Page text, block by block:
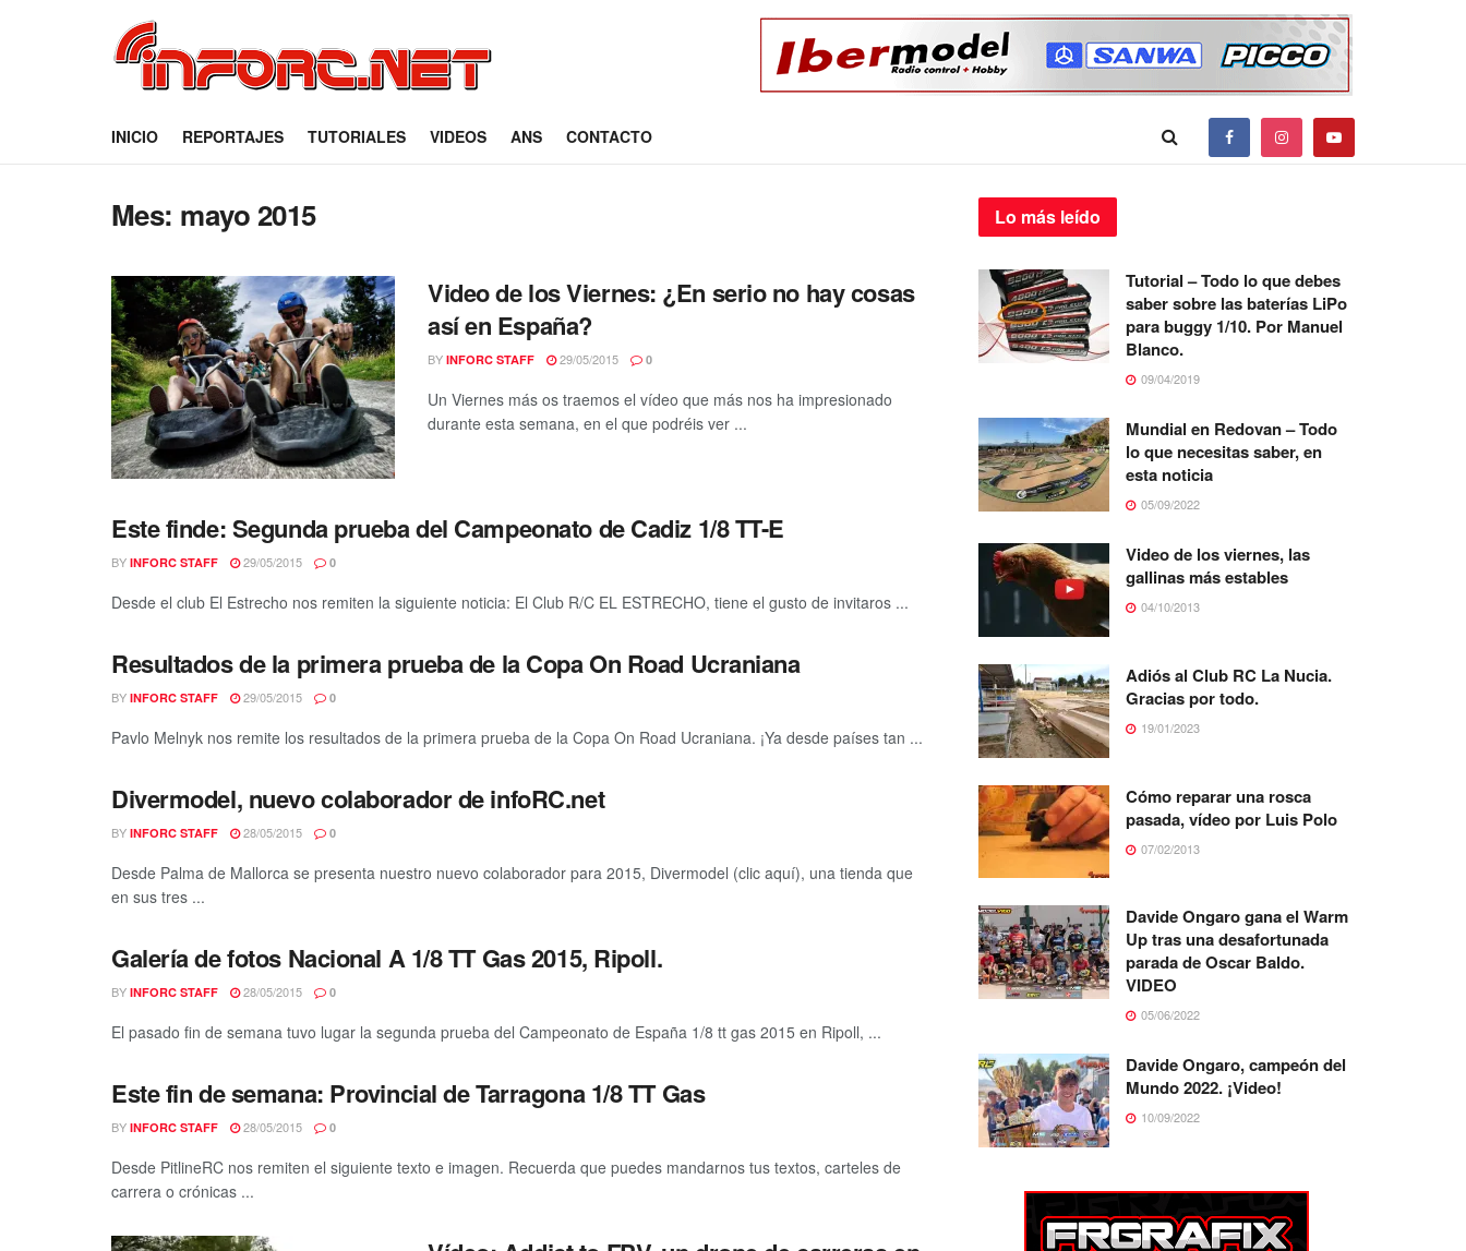
INICIO REPORTAJES TUTORIALES VIDEOS ANS CONTACTO
Mes: mayo 2015
Video de los Viernes: ¿En serio no hay cosas
así en España?
BY INFORC STAFF 29/05/2015 0
Un Viernes más os traemos el vídeo que más nos ha impresionado
durante esta semana, en el que podréis ver ...
Este finde: Segunda prueba del Campeonato de Cadiz 1/8 TT-E
BY INFORC STAFF 29/05/2015 0
Desde el club El Estrecho nos remiten la siguiente noticia: El Club R/C EL ESTRECHO, tiene el gusto de invitaros ...
Resultados de la primera prueba de la Copa On Road Ucraniana
BY INFORC STAFF 29/05/2015 0
Pavlo Melnyk nos remite los resultados de la primera prueba de la Copa On Road Ucraniana. ¡Ya desde países tan ...
Divermodel, nuevo colaborador de infoRC.net
BY INFORC STAFF 28/05/2015 0
Desde Palma de Mallorca se presenta nuestro nuevo colaborador para 2015, Divermodel (clic aquí), una tienda que
en sus tres ...
Galería de fotos Nacional A 1/8 TT Gas 2015, Ripoll.
BY INFORC STAFF 28/05/2015 0
El pasado fin de semana tuvo lugar la segunda prueba del Campeonato de España 1/8 tt gas 2015 en Ripoll, ...
Este fin de semana: Provincial de Tarragona 1/8 TT Gas
BY INFORC STAFF 28/05/2015 0
Desde PitlineRC nos remiten el siguiente texto e imagen. Recuerda que puedes mandarnos tus textos, carteles de
carrera o crónicas ...
Lo más leído
Tutorial – Todo lo que debes
saber sobre las baterías LiPo
para buggy 1/10. Por Manuel
Blanco.
09/04/2019
Mundial en Redovan – Todo
lo que necesitas saber, en
esta noticia
05/09/2022
Video de los viernes, las
gallinas más estables
04/10/2013
Adiós al Club RC La Nucia.
Gracias por todo.
19/01/2023
Cómo reparar una rosca
pasada, vídeo por Luis Polo
07/02/2013
Davide Ongaro gana el Warm
Up tras una desafortunada
parada de Oscar Baldo.
VIDEO
05/06/2022
Davide Ongaro, campeón del
Mundo 2022. ¡Video!
10/09/2022